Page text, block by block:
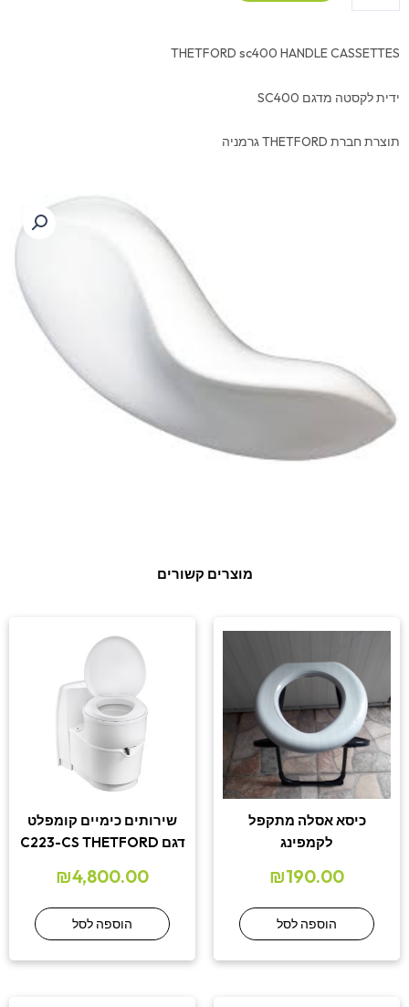
THETFORD sc400 HANDLE CASSETTES
ידית לקסטה מדגם SC400
תוצרת חברת THETFORD גרמניה
מוצרים קשורים
כיסא אסלה מתקפל
לקמפינג
₪190.00
הוספה לסל
שירותים כימיים קומפלט
דגם C223-CS THETFORD
₪4,800.00
הוספה לסל